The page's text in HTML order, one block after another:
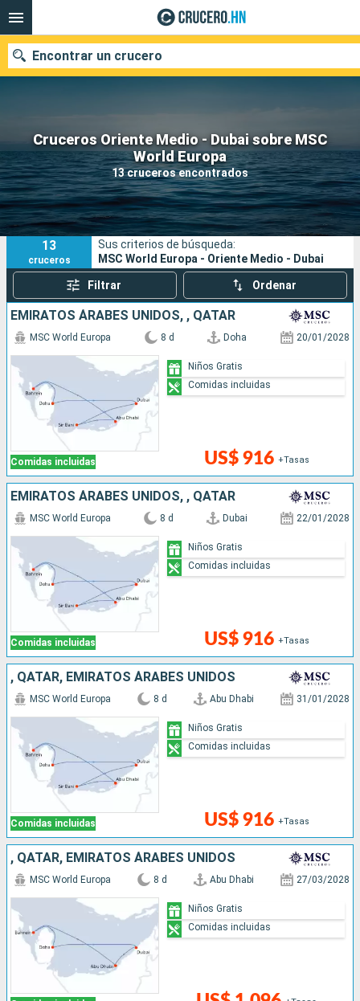
Cruceros Oriente Medio - Dubai sobre MSC
World Europa
13 cruceros encontrados
Encontrar un crucero
Nuestros destinos
Fecha de salida
Puertos Compañías
Buscar
13
cruceros
Sus criterios de búsqueda:
MSC World Europa - Oriente Medio - Dubai
Filtrar Ordenar
EMIRATOS ÁRABES UNIDOS, , QATAR
Comidas incluidas
MSC World Europa 8 d Doha 20/01/2028
US$ 916 +Tasas
Niños Gratis
Comidas incluidas
EMIRATOS ÁRABES UNIDOS, , QATAR
Comidas incluidas
MSC World Europa 8 d Dubai 22/01/2028
US$ 916 +Tasas
Niños Gratis
Comidas incluidas
, QATAR, EMIRATOS ÁRABES UNIDOS
Comidas incluidas
MSC World Europa 8 d Abu Dhabi 31/01/2028
US$ 916 +Tasas
Niños Gratis
Comidas incluidas
, QATAR, EMIRATOS ÁRABES UNIDOS
MSC World Europa 8 d Abu Dhabi 27/03/2028
Niños Gratis
Comidas incluidas